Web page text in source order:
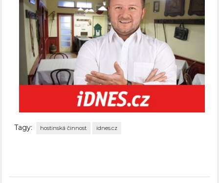
Tagy: hostinská činnost idnes.cz